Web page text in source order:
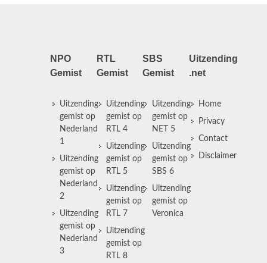
NPO
Gemist
Uitzending
gemist op
Nederland
1
Uitzending
gemist op
Nederland
2
Uitzending
gemist op
Nederland
3
RTL
Gemist
Uitzending
gemist op
RTL 4
Uitzending
gemist op
RTL 5
Uitzending
gemist op
RTL 7
Uitzending
gemist op
RTL 8
SBS
Gemist
Uitzending
gemist op
NET 5
Uitzending
gemist op
SBS 6
Uitzending
gemist op
Veronica
Uitzending
.net
Home
Privacy
Contact
Disclaimer